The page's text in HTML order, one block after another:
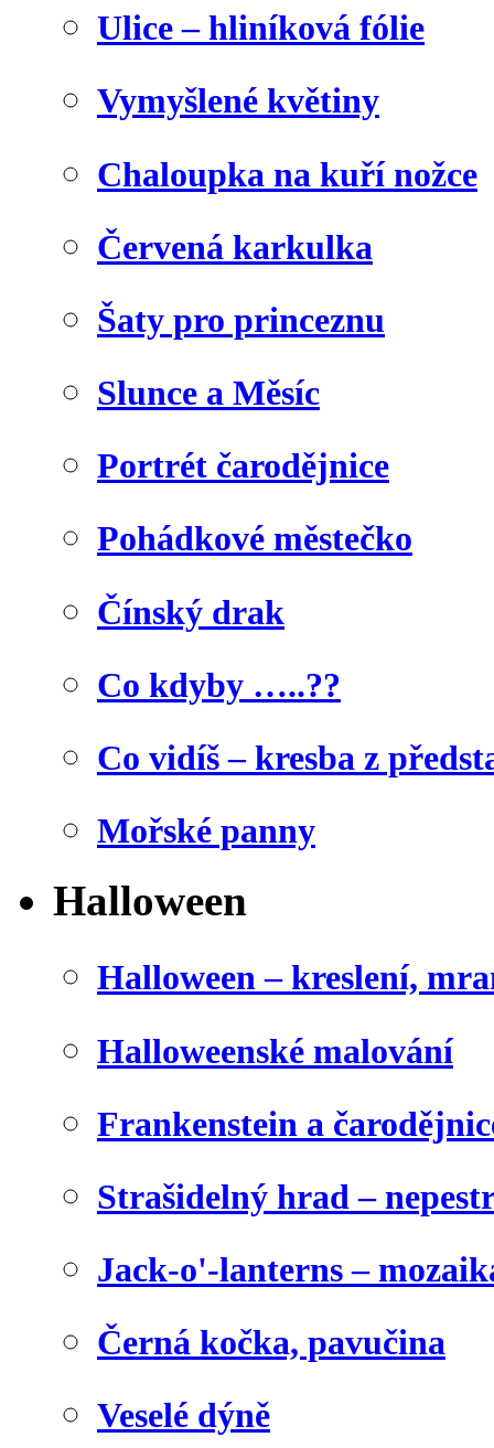
Ulice – hliníková fólie
Vymyšlené květiny
Chaloupka na kuří nožce
Červená karkulka
Šaty pro princeznu
Slunce a Měsíc
Portrét čarodějnice
Pohádkové městečko
Čínský drak
Co kdyby …..??
Co vidíš – kresba z
Mořské panny
Halloween
Halloween – kreslení,
Halloweenské malování
Frankenstein a
Strašidelný hrad –
Jack-o'-lanterns –
Černá kočka, pavučina
Veselé dýně